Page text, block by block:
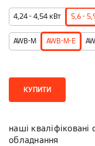
4,24 - 4,54 кВт 5,6 -
AWB-M AWB-M-E
КУПИТИ
наші кваліфіковані
обладнання